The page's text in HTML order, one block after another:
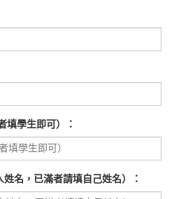
填學生即可）：
名，已滿者請填自己姓名）：